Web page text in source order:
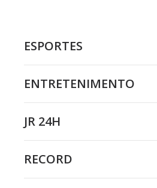
ESPORTES
ENTRETENIMENTO
JR 24H
RECORD